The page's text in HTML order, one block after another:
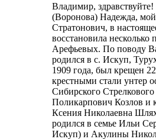
Владимир,
(Воронова) Надежда,
Стратонович, в
восстановила
Арефьевых. По поводу
родился в с. Искуп,
1909 года, был крещен
крестными стали унтер
Сибирского
Поликарпович Козлов и
Ксения Николаевна
родился в семье Ильи
Искуп) и Акулины